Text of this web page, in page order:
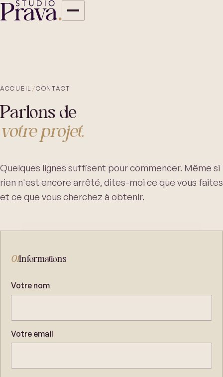
ACCUEIL /CONTACT
Parlons de
votre projet.
Quelques lignes suffisent pour commencer. Même si
rien n'est encore arrêté, dites-moi ce que vous faites
et ce que vous cherchez à obtenir.
01Informations
Votre nom
Votre email